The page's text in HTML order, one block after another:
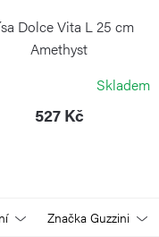
Dolce Vita L 25 cm
Amethyst
Skladem
527 Kč
Značka Guzzini